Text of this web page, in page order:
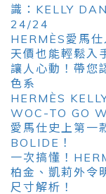
識：KELLY
24/24
HERMÈS愛馬
天價也能輕鬆入
讓人心動！帶您
色系
HERMÈS
WOC-TO GO
愛馬仕史上第一
BOLIDE！
一次搞懂！
柏金、凱莉外令
尺寸解析！